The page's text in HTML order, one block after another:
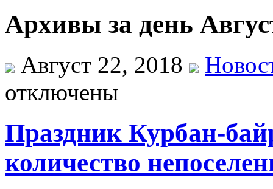
Архивы за день
Август 22, 2018
отключены
Праздник Курбан-
количество